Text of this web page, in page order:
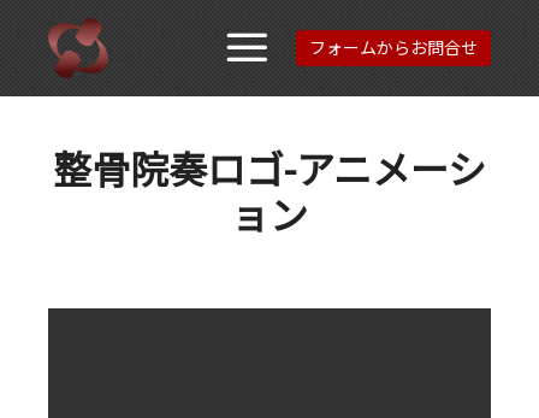
メインメニ
フォームからお問合せ
整骨院奏ロゴ-アニメーシ
ョン